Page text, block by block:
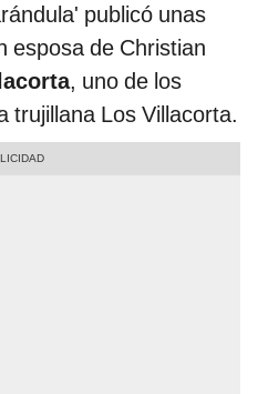
publicó unas
esposa de Christian
, uno de los
trujillana Los Villacorta.